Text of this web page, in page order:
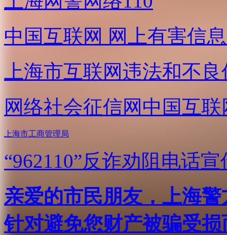
中国互联网 网上有害信
上海市互联网违法和不
网络社会征信网 中国互
上海市工商管理局
“962110”反诈劝阻电话宣
亲爱的市民朋友，上海
针对避免您财产被骗受